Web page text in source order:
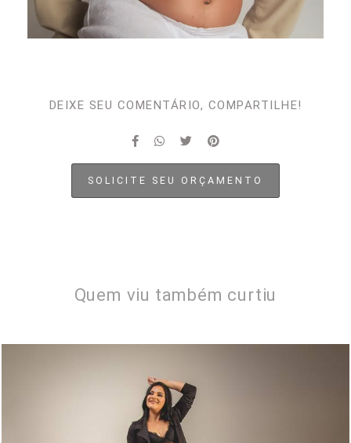
DEIXE SEU COMENTÁRIO, COMPARTILHE!
SOLICITE SEU ORÇAMENTO
Quem viu também curtiu